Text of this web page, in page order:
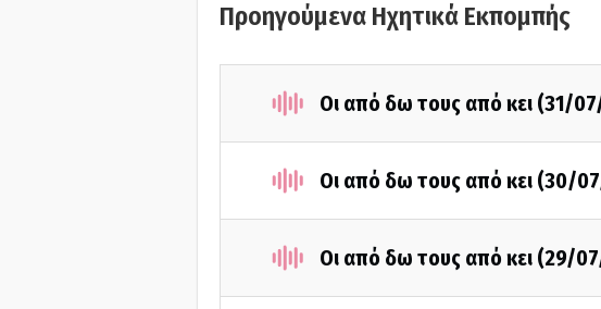
Προηγούμενα Ηχητικά Εκπομπής
Οι από δω τους από κει (31/
Οι από δω τους από κει (30/
Οι από δω τους από κει (29/